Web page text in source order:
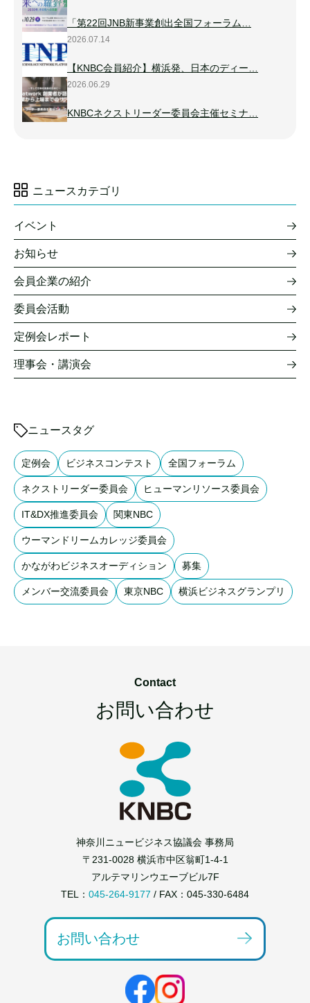
「第22回JNB新事業創出全国フォーラム…
2026.07.14
【KNBC会員紹介】横浜発、日本のディー…
2026.06.29
KNBCネクストリーダー委員会主催セミナ…
ニュースカテゴリ
イベント
お知らせ
会員企業の紹介
委員会活動
定例会レポート
理事会・講演会
ニュースタグ
定例会 ビジネスコンテスト 全国フォーラム
ネクストリーダー委員会 ヒューマンリソース委員会
IT&DX推進委員会 関東NBC
ウーマンドリームカレッジ委員会
かながわビジネスオーディション 募集
メンバー交流委員会 東京NBC 横浜ビジネスグランプリ
Contact
お問い合わせ
神奈川ニュービジネス協議会 事務局
〒231-0028 横浜市中区翁町1-4-1
アルテマリンウエーブビル7F
TEL： 045-264-9177 / FAX：045-330-6484
お問い合わせ